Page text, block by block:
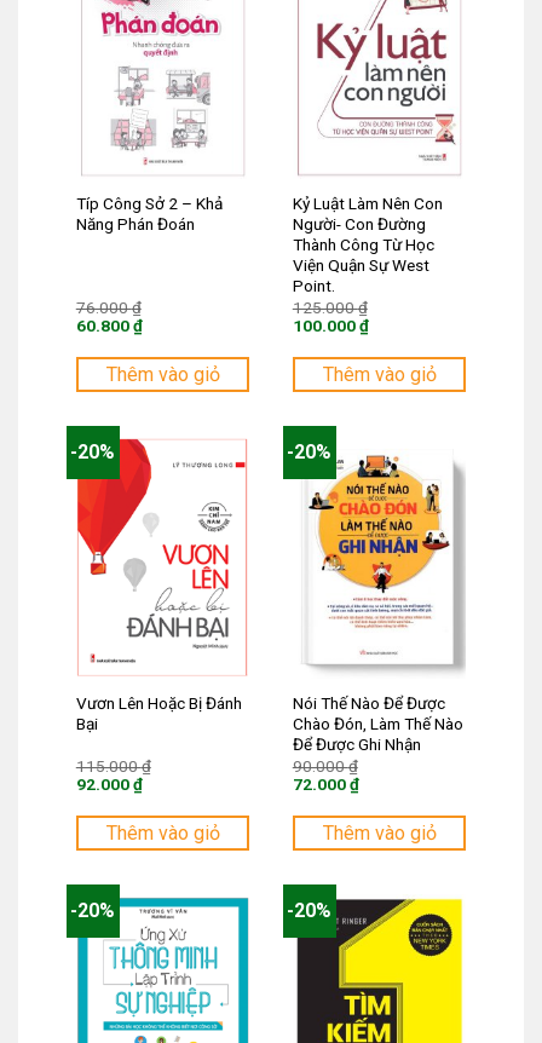
Típ Công Sở 2 – Khả
Năng Phán Đoán
76.000₫
76.000 ₫.
60.800₫
hiện
là:
Thêm vào giỏ
Kỷ Luật Làm Nên Con
Người- Con Đường
Thành Công Từ Học
Viện Quận Sự West
Point.
125.000₫
125.000 ₫.
100.000₫
hiện
là:
Thêm vào giỏ
-20%
Vươn Lên Hoặc Bị Đánh
Bại
115.000₫
115.000 ₫.
92.000₫
hiện
là:
Thêm vào giỏ
-20%
Nói Thế Nào Để Được
Chào Đón, Làm Thế Nào
Để Được Ghi Nhận
90.000₫
90.000 ₫.
72.000₫
hiện
là:
Thêm vào giỏ
-20% -20%